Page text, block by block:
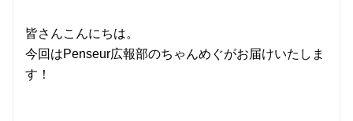
皆さんこんにちは。
今回はPenseur広報部のちゃんめぐがお届けいたしま
す！